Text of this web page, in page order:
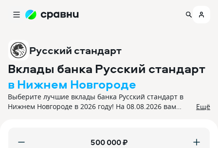
Русский стандарт
Вклады банка Русский стандарт
в Нижнем Новгороде
Выберите лучшие вклады банка Русский стандарт в
Нижнем Новгороде в 2026 году! На 08.08.2026 вам
Ещё
₽